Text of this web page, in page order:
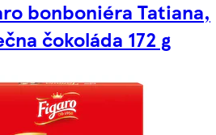
bonboniéra Tatiana,
čokoláda 172 g